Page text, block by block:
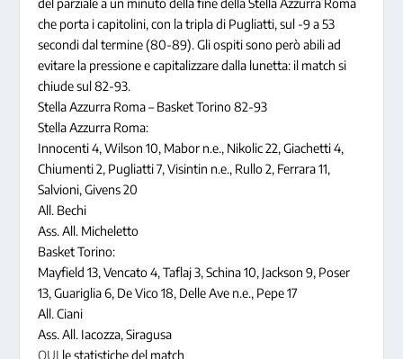
che porta i capitolini, con la tripla di Pugliatti, sul -9 a 53
secondi dal termine (80-89). Gli ospiti sono però abili ad
evitare la pressione e capitalizzare dalla lunetta: il match si
chiude sul 82-93.
Stella Azzurra Roma – Basket Torino 82-93
Stella Azzurra Roma:
Innocenti 4, Wilson 10, Mabor n.e., Nikolic 22, Giachetti 4,
Chiumenti 2, Pugliatti 7, Visintin n.e., Rullo 2, Ferrara 11,
Salvioni, Givens 20
All. Bechi
Ass. All. Micheletto
Basket Torino:
Mayfield 13, Vencato 4, Taflaj 3, Schina 10, Jackson 9, Poser
13, Guariglia 6, De Vico 18, Delle Ave n.e., Pepe 17
All. Ciani
Ass. All. Iacozza, Siragusa
QUI le statistiche del match